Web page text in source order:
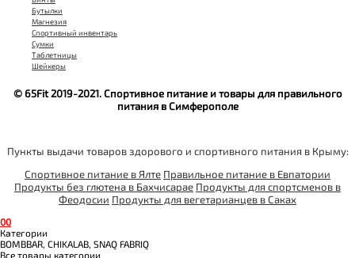
Бутылки
Магнезия
Спортивный инвентарь
Сумки
Таблетницы
Шейкеры
© 65Fit 2019-2021. Спортивное питание и товары для правильного
питания в Симферополе
Пункты выдачи товаров здорового и спортивного питания в Крыму:
Спортивное питание в Ялте Правильное питание в Евпатории
Продукты без глютена в Бахчисарае Продукты для спортсменов в
Феодосии Продукты для вегетарианцев в Саках
00
Категории
BOMBBAR, CHIKALAB, SNAQ FABRIQ
Все товары категории